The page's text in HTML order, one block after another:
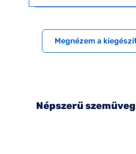
Megnézem a
Népszerű